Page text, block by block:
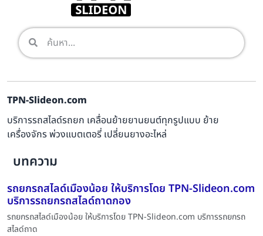
TPN-Slideon.com
บริการรถสไลด์รถยก เคลื่อนย้ายยานยนต์ทุกรูปแบบ ย้าย
เครื่องจักร พ่วงแบตเตอรี่ เปลี่ยนยางอะไหล่
บทความ
รถยกรถสไลด์เมืองน้อย ให้บริการโดย TPN-Slideon.com
บริการรถยกรถสไลด์ถาดกอง
รถยกรถสไลด์เมืองน้อย ให้บริการโดย TPN-Slideon.com บริการรถยกรถ
สไลด์ถาด